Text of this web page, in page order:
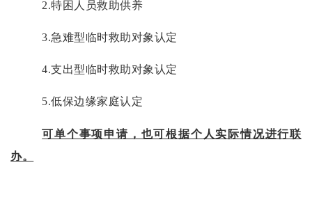
2.特困人员救助供养
3.急难型临时救助对象认定
4.支出型临时救助对象认定
5.低保边缘家庭认定
可单个事项申请，也可根据个人实际情况进行联
办。